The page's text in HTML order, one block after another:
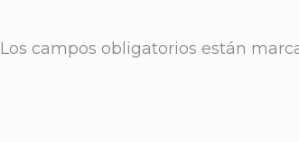
Los campos obligatorios están